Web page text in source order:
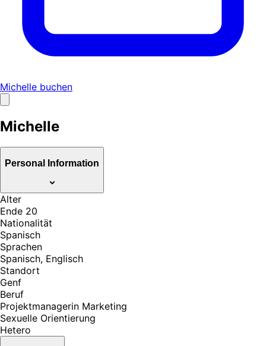
Michelle buchen
Michelle
Personal Information
Alter
Ende 20
Nationalität
Spanisch
Sprachen
Spanisch, Englisch
Standort
Genf
Beruf
Projektmanagerin Marketing
Sexuelle Orientierung
Hetero